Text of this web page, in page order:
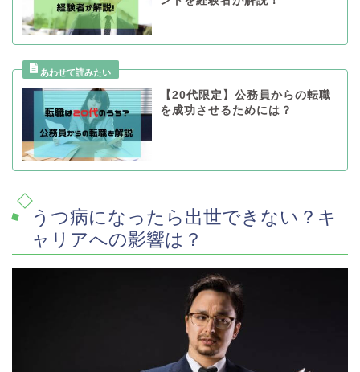
【20代限定】公務員からの転職
を成功させるためには？
うつ病になったら出世できない？キ
ャリアへの影響は？